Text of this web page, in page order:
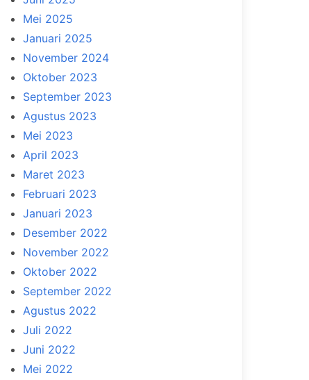
Mei 2025
Januari 2025
November 2024
Oktober 2023
September 2023
Agustus 2023
Mei 2023
April 2023
Maret 2023
Februari 2023
Januari 2023
Desember 2022
November 2022
Oktober 2022
September 2022
Agustus 2022
Juli 2022
Juni 2022
Mei 2022